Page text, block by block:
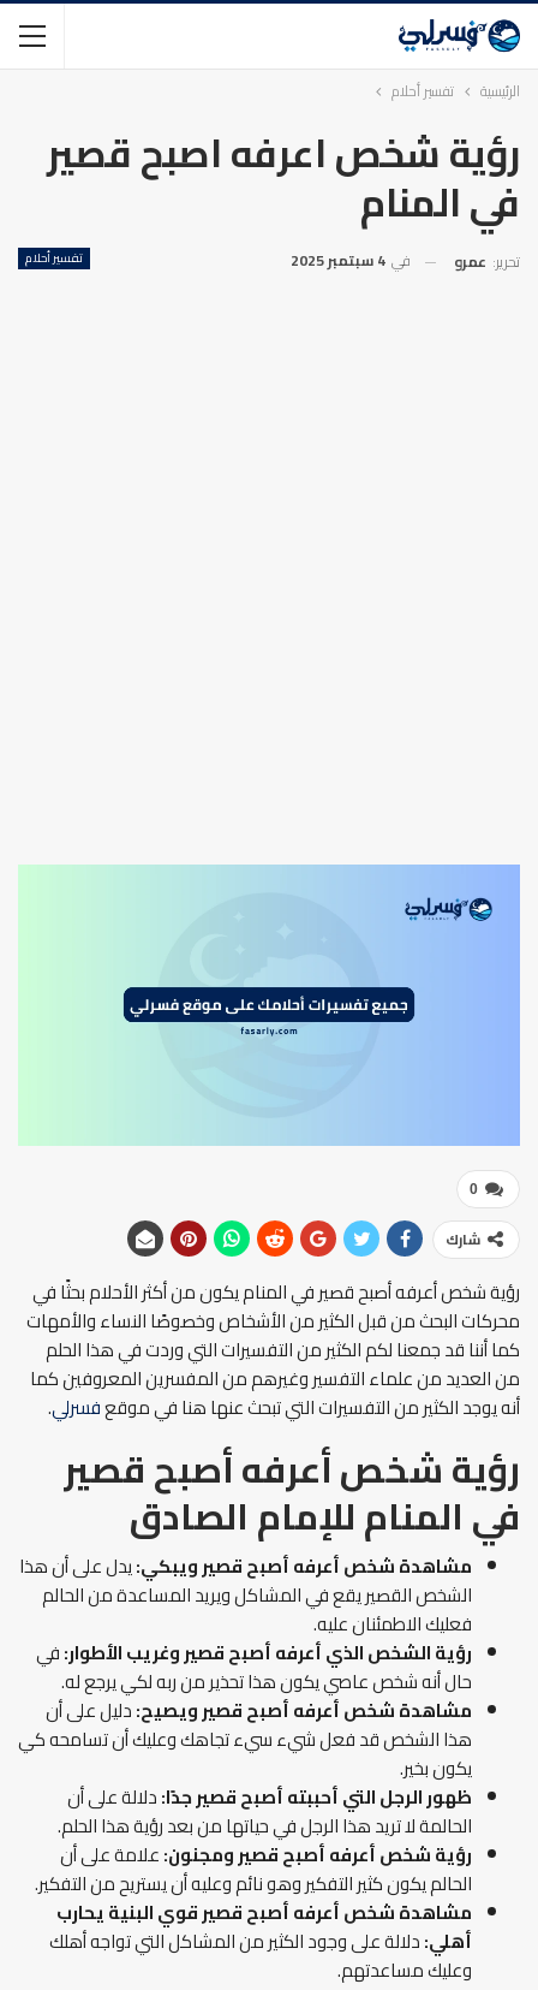
الرئيسية تفسير أحلام
رؤية شخص اعرفه اصبح قصير
في المنام
تفسير أحلام تحرير: عمرو في 4 سبتمبر 2025
0
شارك
رؤية شخص أعرفه أصبح قصير في المنام يكون من أكثر الأحلام بحثًا في
محركات البحث من قبل الكثير من الأشخاص وخصوصًا النساء والأمهات
كما أننا قد جمعنا لكم الكثير من التفسيرات التي وردت في هذا الحلم
من العديد من علماء التفسير وغيرهم من المفسرين المعروفين كما
أنه يوجد الكثير من التفسيرات التي تبحث عنها هنا في موقعفسرلي.
رؤية شخص أعرفه أصبح قصير
في المنامللإمام الصادق
مشاهدة شخص أعرفه أصبح قصير ويبكي:يدل على أن هذا
الشخص القصير يقع في المشاكل ويريد المساعدة من الحالم
فعليك الاطمئنان عليه.
رؤية الشخص الذي أعرفه أصبح قصير وغريب الأطوار:في
حال أنه شخص عاصي يكون هذا تحذير من ربه لكي يرجع له.
مشاهدة شخص أعرفه أصبح قصير ويصيح:دليل على أن
هذا الشخص قد فعل شيء سيء تجاهك وعليك أن تسامحه كي
يكون بخير.
ظهور الرجل التي أحببته أصبح قصير جدًا:دلالة على أن
الحالمة لا تريد هذا الرجل في حياتها من بعد رؤية هذا الحلم.
رؤية شخص أعرفه أصبح قصير ومجنون:علامة على أن
الحالم يكون كثير التفكير وهو نائم وعليه أن يستريح من التفكير.
مشاهدة شخص أعرفه أصبح قصير قوي البنية يحارب
أهلي:دلالة على وجود الكثير من المشاكل التي تواجه أهلك
وعليك مساعدتهم.